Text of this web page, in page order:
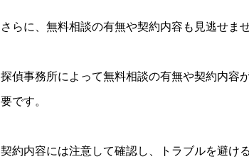
さらに、無料相談の有無や契約内容も見逃せませ
探偵事務所によって無料相談の有無や契約内容
要です。
契約内容には注意して確認し、トラブルを避け